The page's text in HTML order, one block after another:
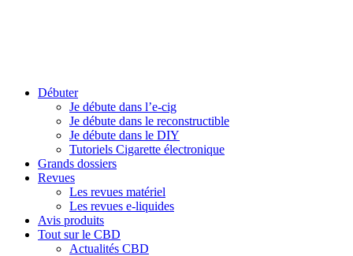
Débuter
Je débute dans l’e-cig
Je débute dans le reconstructible
Je débute dans le DIY
Tutoriels Cigarette électronique
Grands dossiers
Revues
Les revues matériel
Les revues e-liquides
Avis produits
Tout sur le CBD
Actualités CBD